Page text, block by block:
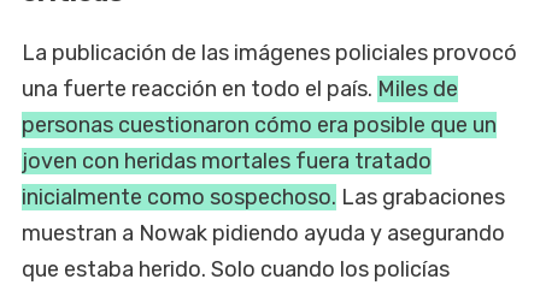
La publicación de las imágenes policiales provocó
una fuerte reacción en todo el país. Miles de
personas cuestionaron cómo era posible que un
joven con heridas mortales fuera tratado
inicialmente como sospechoso. Las grabaciones
muestran a Nowak pidiendo ayuda y asegurando
que estaba herido. Solo cuando los policías